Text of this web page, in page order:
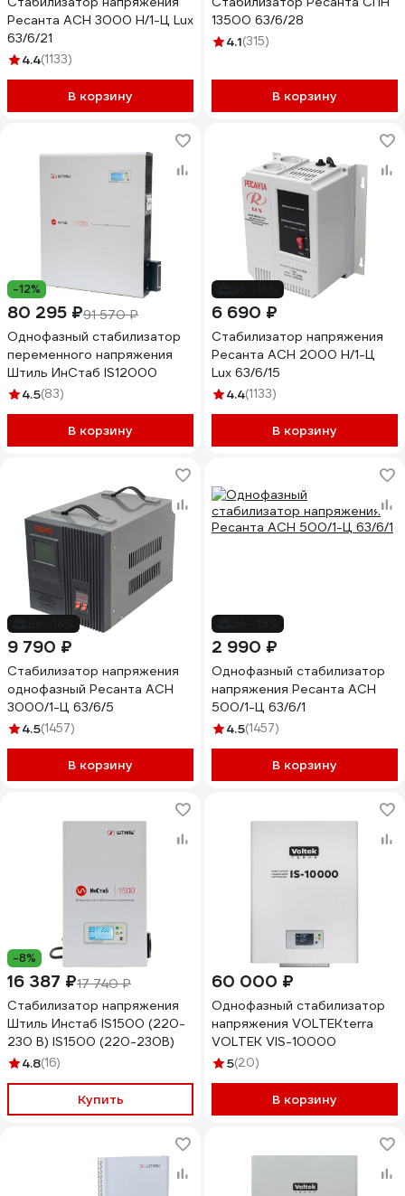
Ресанта АСН 3000 Н/1-Ц Lux
63/6/21
4.4(1133)
В корзину
13500 63/6/28
4.1(315)
В корзину
-12%
80 295 ₽91 570 ₽
Однофазный стабилизатор
переменного напряжения
Штиль ИнСтаб IS12000
4.5(83)
В корзину
6 690 ₽
Стабилизатор напряжения
Ресанта АСН 2000 Н/1-Ц
Lux 63/6/15
4.4(1133)
В корзину
9 790 ₽
Стабилизатор напряжения
однофазный Ресанта АСН
3000/1-Ц 63/6/5
4.5(1457)
В корзину
2 990 ₽
Однофазный стабилизатор
напряжения Ресанта АСН
500/1-Ц 63/6/1
4.5(1457)
В корзину
-8%
16 387 ₽17 740 ₽
Стабилизатор напряжения
Штиль Инстаб IS1500 (220-
230 В) IS1500 (220-230В)
4.8(16)
Купить
60 000 ₽
Однофазный стабилизатор
напряжения VOLTEKterra
VOLTEK VIS-10000
5(20)
В корзину